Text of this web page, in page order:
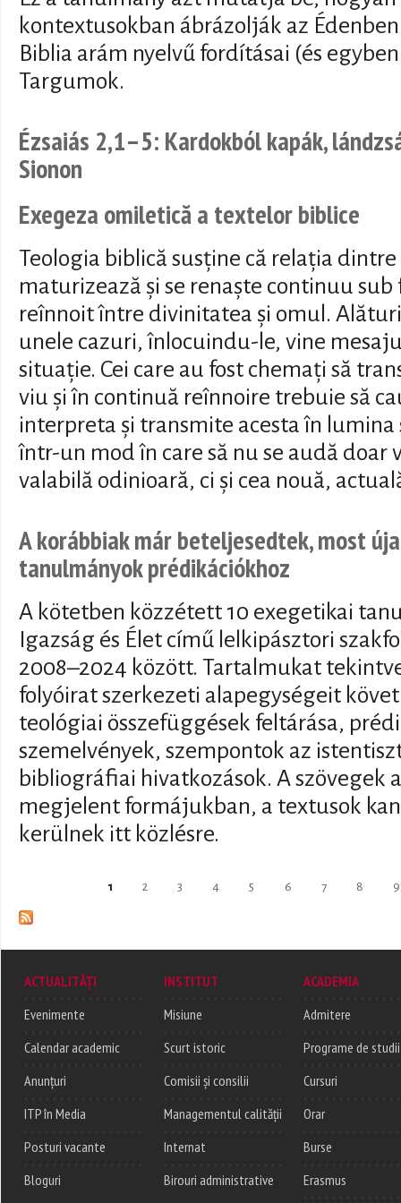
kontextusokban ábrázolják az
Biblia arám nyelvű fordításai (és
Targumok.
Ézsaiás 2,1–5: Kardokból kapák,
Sionon
Exegeza omiletică a textelor biblice
Teologia biblică susține că relația
maturizează și se renaște continuu
reînnoit între divinitatea și omul. Alături
unele cazuri, înlocuindu-le, vine
situație. Cei care au fost chemați să
viu și în continuă reînnoire trebuie să
interpreta și transmite acesta în
într-un mod în care să nu se audă doar
valabilă odinioară, ci și cea nouă,
A korábbiak már beteljesedtek, most
tanulmányok prédikációkhoz
A kötetben közzétett 10 exegetikai
Igazság és Élet című lelkipásztori
2008–2024 között. Tartalmukat
folyóirat szerkezeti alapegységeit
teológiai összefüggések feltárása,
szemelvények, szempontok az
bibliográfiai hivatkozások. A szövegek
megjelent formájukban, a textusok
kerülnek itt közlésre.
1 2 3 4 5 6 7 8 9
ACTUALITĂȚI
Evenimente
Calendar academic
Anunțuri
ITP în Media
Posturi vacante
Bloguri
INSTITUT
Misiune
Scurt istoric
Comisii și consilii
Managementul calității
Internat
Birouri administrative
ACADEMIA
Admitere
Programe de studii
Cursuri
Orar
Burse
Erasmus